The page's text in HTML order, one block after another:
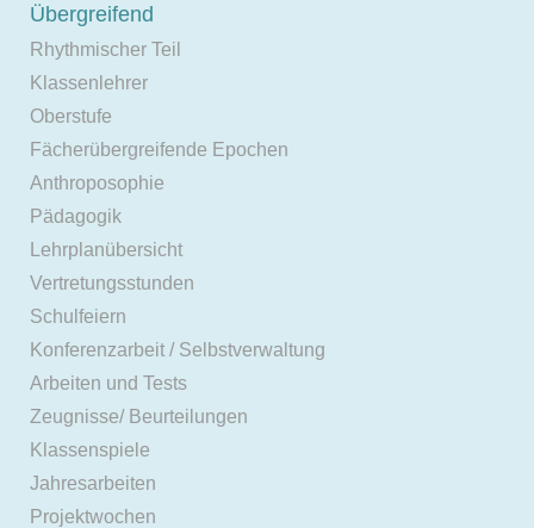
Übergreifend
Rhythmischer Teil
Klassenlehrer
Oberstufe
Fächerübergreifende Epochen
Anthroposophie
Pädagogik
Lehrplanübersicht
Vertretungsstunden
Schulfeiern
Konferenzarbeit / Selbstverwaltung
Arbeiten und Tests
Zeugnisse/ Beurteilungen
Klassenspiele
Jahresarbeiten
Projektwochen